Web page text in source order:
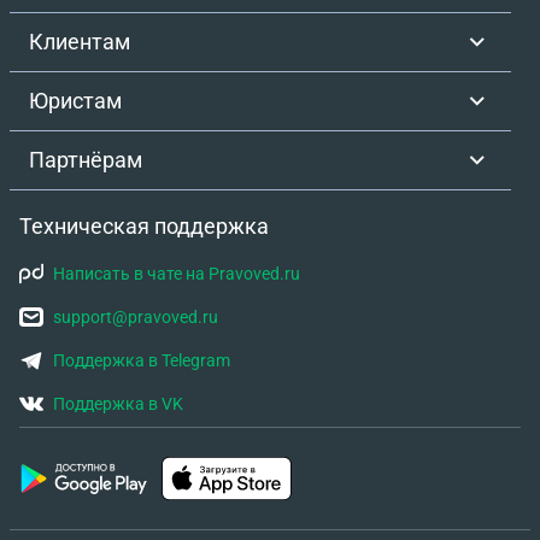
Клиентам
Юристам
Партнёрам
Техническая поддержка
Написать в чате на Pravoved.ru
support@pravoved.ru
Поддержка в Telegram
Поддержка в VK